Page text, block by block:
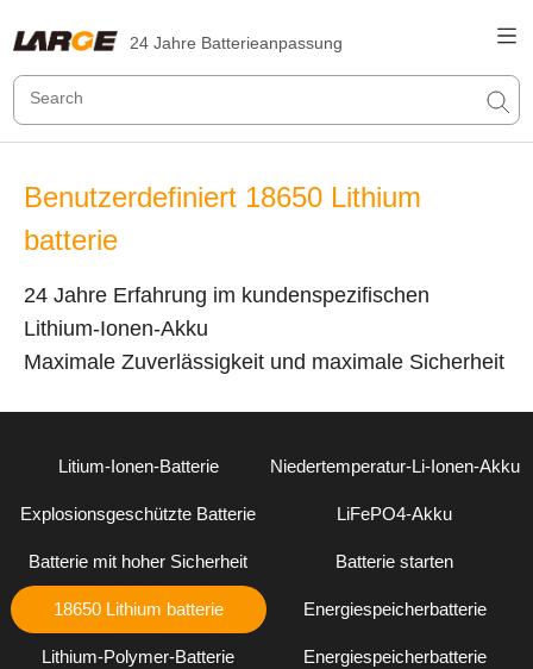
24 Jahre Batterieanpassung
Benutzerdefiniert 18650 Lithium
batterie
24 Jahre Erfahrung im kundenspezifischen
Lithium-Ionen-Akku
Maximale Zuverlässigkeit und maximale Sicherheit
Litium-Ionen-Batterie Niedertemperatur-Li-Ionen-Akku
Explosionsgeschützte Batterie LiFePO4-Akku
Batterie mit hoher Sicherheit Batterie starten
18650 Lithium batterie Energiespeicherbatterie
Lithium-Polymer-Batterie Energiespeicherbatterie